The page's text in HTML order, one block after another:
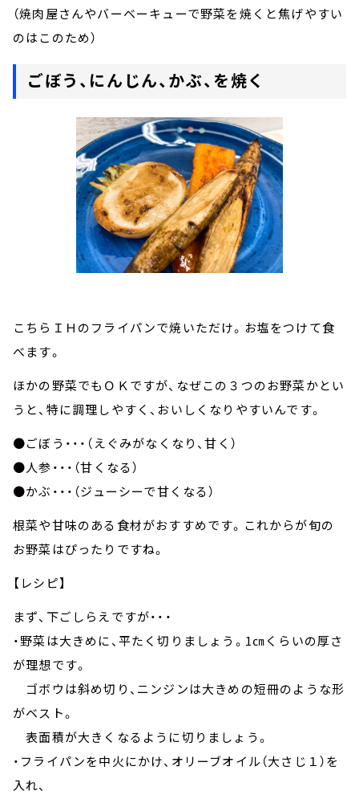
（焼肉屋さんやバーベーキューで野菜を焼くと焦げやすい
のはこのため）
ごぼう、にんじん、かぶ、を焼く
こちらＩＨのフライパンで焼いただけ。お塩をつけて食
べます。
ほかの野菜でもＯＫですが、なぜこの３つのお野菜かとい
うと、特に調理しやすく、おいしくなりやすいんです。
●ごぼう・・・（えぐみがなくなり、甘く）
●人参・・・（甘くなる）
●かぶ・・・（ジューシーで甘くなる）
根菜や甘味のある食材がおすすめです。これからが旬の
お野菜はぴったりですね。
【レシピ】
まず、下ごしらえですが・・・
・野菜は大きめに、平たく切りましょう。1㎝くらいの厚さ
が理想です。
ゴボウは斜め切り、ニンジンは大きめの短冊のような形
がベスト。
表面積が大きくなるように切りましょう。
・フライパンを中火にかけ、オリーブオイル（大さじ１）を
入れ、